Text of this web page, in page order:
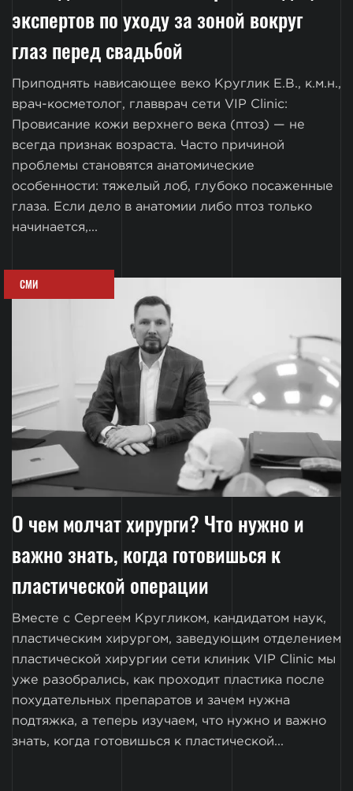
экспертов по уходу за зоной вокруг
глаз перед свадьбой
Приподнять нависающее веко Круглик Е.В., к.м.н.,
врач-косметолог, главврач сети VIP Clinic:
Провисание кожи верхнего века (птоз) — не
всегда признак возраста. Часто причиной
проблемы становятся анатомические
особенности: тяжелый лоб, глубоко посаженные
глаза. Если дело в анатомии либо птоз только
начинается,...
СМИ
О чем молчат хирурги? Что нужно и
важно знать, когда готовишься к
пластической операции
Вместе с Сергеем Кругликом, кандидатом наук,
пластическим хирургом, заведующим отделением
пластической хирургии сети клиник VIP Clinic мы
уже разобрались, как проходит пластика после
похудательных препаратов и зачем нужна
подтяжка, а теперь изучаем, что нужно и важно
знать, когда готовишься к пластической...